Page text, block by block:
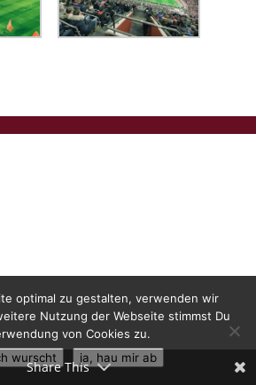
Share This
optimal zu gestalten, verwenden wir
Nutzung der Webseite stimmst Du
von Cookies zu.
wurscht
ja, hau mir ab